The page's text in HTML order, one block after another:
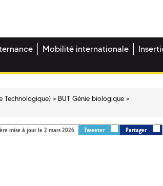
Mobilité internationale
Technologique)
BUT Génie biologique
mise à jour le 2 mars 2026 Tweeter Partager